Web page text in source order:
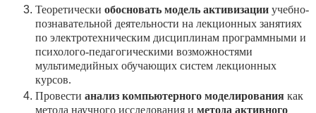
Теоретически обосновать модель активизации учебно-
познавательной деятельности на лекционных занятиях
по электротехническим дисциплинам программными и
психолого-педагогическими возможностями
мультимедийных обучающих систем лекционных
курсов.
Провести анализ компьютерного моделирования как
метода научного исследования и метода активного